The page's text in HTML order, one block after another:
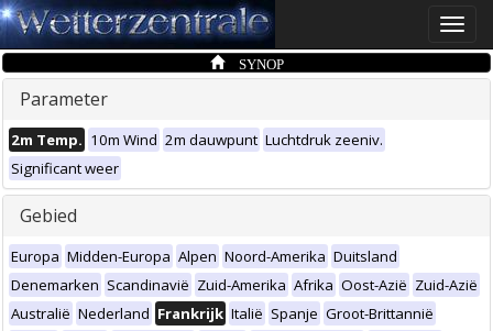
Toggle
SYNOP
Parameter
2m Temp. 10m Wind 2m dauwpunt Luchtdruk zeeniv.
Significant weer
Gebied
Europa Midden-Europa Alpen Noord-Amerika Duitsland
Denemarken Scandinavië Zuid-Amerika Afrika Oost-Azië Zuid-Azië
Australië Nederland Frankrijk Italië Spanje Groot-Brittannië